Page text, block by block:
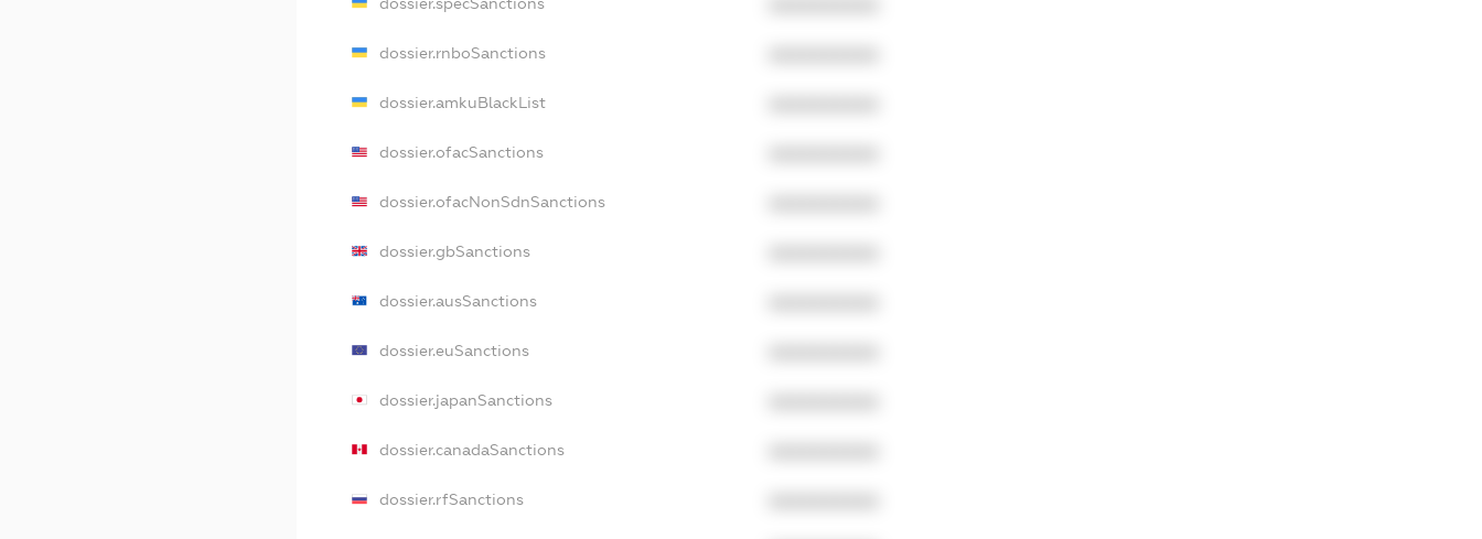
dossier.rnboSanctions
dossier.amkuBlackList
dossier.ofacSanctions
dossier.ofacNonSdnSanctions
dossier.gbSanctions
dossier.ausSanctions
dossier.euSanctions
dossier.japanSanctions
dossier.canadaSanctions
dossier.rfSanctions